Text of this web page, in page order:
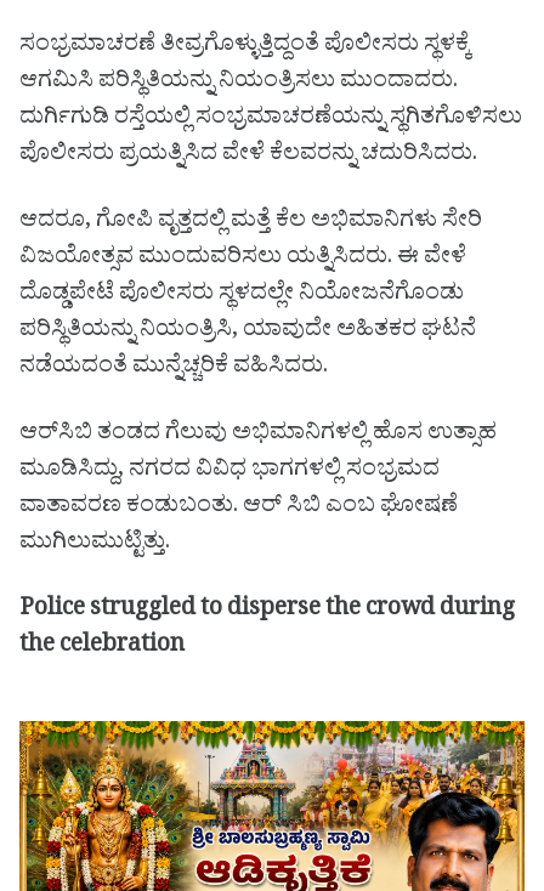
ಸಂಭ್ರಮಾಚರಣೆ ತೀವ್ರಗೊಳ್ಳುತ್ತಿದ್ದಂತೆ ಪೊಲೀಸರು ಸ್ಥಳಕ್ಕೆ
ಆಗಮಿಸಿ ಪರಿಸ್ಥಿತಿಯನ್ನು ನಿಯಂತ್ರಿಸಲು ಮುಂದಾದರು.
ದುರ್ಗಿಗುಡಿ ರಸ್ತೆಯಲ್ಲಿ ಸಂಭ್ರಮಾಚರಣೆಯನ್ನು ಸ್ಥಗಿತಗೊಳಿಸಲು
ಪೊಲೀಸರು ಪ್ರಯತ್ನಿಸಿದ ವೇಳೆ ಕೆಲವರನ್ನು ಚದುರಿಸಿದರು.
ಆದರೂ, ಗೋಪಿ ವೃತ್ತದಲ್ಲಿ ಮತ್ತೆ ಕೆಲ ಅಭಿಮಾನಿಗಳು ಸೇರಿ
ವಿಜಯೋತ್ಸವ ಮುಂದುವರಿಸಲು ಯತ್ನಿಸಿದರು. ಈ ವೇಳೆ
ದೊಡ್ಡಪೇಟೆ ಪೊಲೀಸರು ಸ್ಥಳದಲ್ಲೇ ನಿಯೋಜನೆಗೊಂಡು
ಪರಿಸ್ಥಿತಿಯನ್ನು ನಿಯಂತ್ರಿಸಿ, ಯಾವುದೇ ಅಹಿತಕರ ಘಟನೆ
ನಡೆಯದಂತೆ ಮುನ್ನೆಚ್ಚರಿಕೆ ವಹಿಸಿದರು.
ಆರ್‌ಸಿಬಿ ತಂಡದ ಗೆಲುವು ಅಭಿಮಾನಿಗಳಲ್ಲಿ ಹೊಸ ಉತ್ಸಾಹ
ಮೂಡಿಸಿದ್ದು, ನಗರದ ವಿವಿಧ ಭಾಗಗಳಲ್ಲಿ ಸಂಭ್ರಮದ
ವಾತಾವರಣ ಕಂಡುಬಂತು. ಆರ್ ಸಿಬಿ ಎಂಬ ಘೋಷಣೆ
ಮುಗಿಲುಮುಟ್ಟಿತ್ತು.
Police struggled to disperse the crowd during
the celebration